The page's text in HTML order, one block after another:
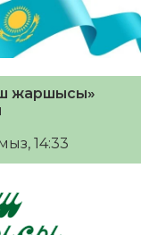
жаршысы»
14:33